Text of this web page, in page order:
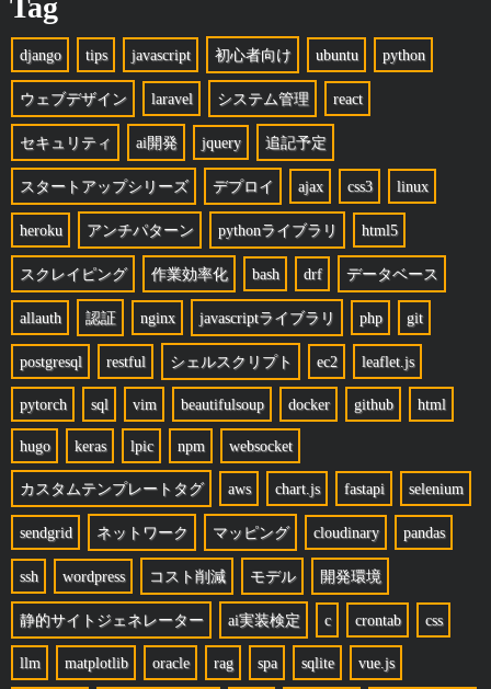
Tag
django tips javascript 初心者向け ubuntu python
ウェブデザイン laravel システム管理 react
セキュリティ ai開発 jquery 追記予定
スタートアップシリーズ デプロイ ajax css3 linux
heroku アンチパターン pythonライブラリ html5
スクレイピング 作業効率化 bash drf データベース
allauth 認証 nginx javascriptライブラリ php git
postgresql restful シェルスクリプト ec2 leaflet.js
pytorch sql vim beautifulsoup docker github html
hugo keras lpic npm websocket
カスタムテンプレートタグ aws chart.js fastapi selenium
sendgrid ネットワーク マッピング cloudinary pandas
ssh wordpress コスト削減 モデル 開発環境
静的サイトジェネレーター ai実装検定 c crontab css
llm matplotlib oracle rag spa sqlite vue.js